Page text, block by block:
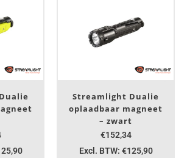
Streamlight Dualie
oplaadbaar magneet
– zwart
€152,34
Excl. BTW: €125,90